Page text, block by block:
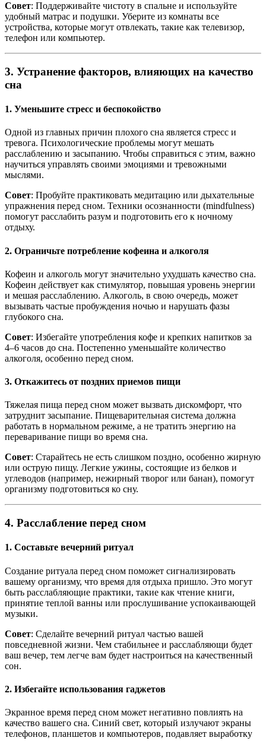
Совет: Поддерживайте чистоту в спальне и используйте
удобный матрас и подушки. Уберите из комнаты все
устройства, которые могут отвлекать, такие как телевизор,
телефон или компьютер.
3. Устранение факторов, влияющих на качество
сна
1. Уменьшите стресс и беспокойство
Одной из главных причин плохого сна является стресс и
тревога. Психологические проблемы могут мешать
расслаблению и засыпанию. Чтобы справиться с этим, важно
научиться управлять своими эмоциями и тревожными
мыслями.
Совет: Пробуйте практиковать медитацию или дыхательные
упражнения перед сном. Техники осознанности (mindfulness)
помогут расслабить разум и подготовить его к ночному
отдыху.
2. Ограничьте потребление кофеина и алкоголя
Кофеин и алкоголь могут значительно ухудшать качество сна.
Кофеин действует как стимулятор, повышая уровень энергии
и мешая расслаблению. Алкоголь, в свою очередь, может
вызывать частые пробуждения ночью и нарушать фазы
глубокого сна.
Совет: Избегайте употребления кофе и крепких напитков за
4–6 часов до сна. Постепенно уменьшайте количество
алкоголя, особенно перед сном.
3. Откажитесь от поздних приемов пищи
Тяжелая пища перед сном может вызвать дискомфорт, что
затруднит засыпание. Пищеварительная система должна
работать в нормальном режиме, а не тратить энергию на
переваривание пищи во время сна.
Совет: Старайтесь не есть слишком поздно, особенно жирную
или острую пищу. Легкие ужины, состоящие из белков и
углеводов (например, нежирный творог или банан), помогут
организму подготовиться ко сну.
4. Расслабление перед сном
1. Составьте вечерний ритуал
Создание ритуала перед сном поможет сигнализировать
вашему организму, что время для отдыха пришло. Это могут
быть расслабляющие практики, такие как чтение книги,
принятие теплой ванны или прослушивание успокаивающей
музыки.
Совет: Сделайте вечерний ритуал частью вашей
повседневной жизни. Чем стабильнее и расслабляющи будет
ваш вечер, тем легче вам будет настроиться на качественный
сон.
2. Избегайте использования гаджетов
Экранное время перед сном может негативно повлиять на
качество вашего сна. Синий свет, который излучают экраны
телефонов, планшетов и компьютеров, подавляет выработку